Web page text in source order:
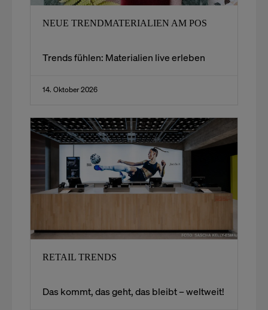
NEUE TRENDMATERIALIEN AM POS
Trends fühlen: Materialien live erleben
14. Oktober 2026
RETAIL TRENDS
Das kommt, das geht, das bleibt – weltweit!​